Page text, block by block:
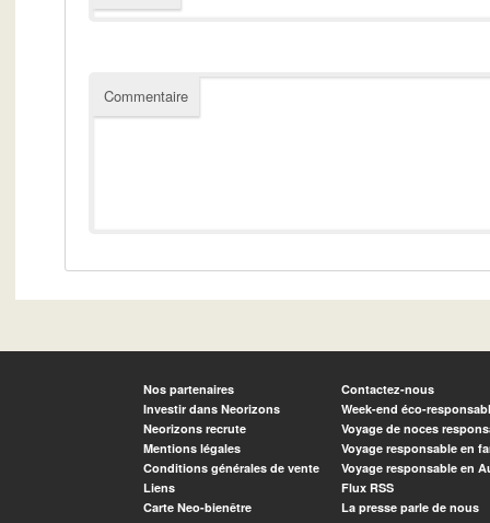
Commentaire
Nos partenaires
Investir dans Neorizons
Neorizons recrute
Mentions légales
Conditions générales de vente
Liens
Carte Neo-bienêtre
Contactez-nous
Week-end éco-
Voyage de noces
Voyage responsable en
Voyage responsable en
Flux RSS
La presse parle de nous